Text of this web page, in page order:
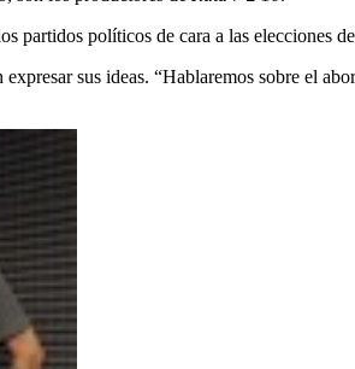
partidos políticos de cara a las elecciones
sus ideas. “Hablaremos sobre el